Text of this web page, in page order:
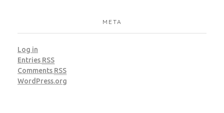
META
Log in
Entries RSS
Comments RSS
WordPress.org